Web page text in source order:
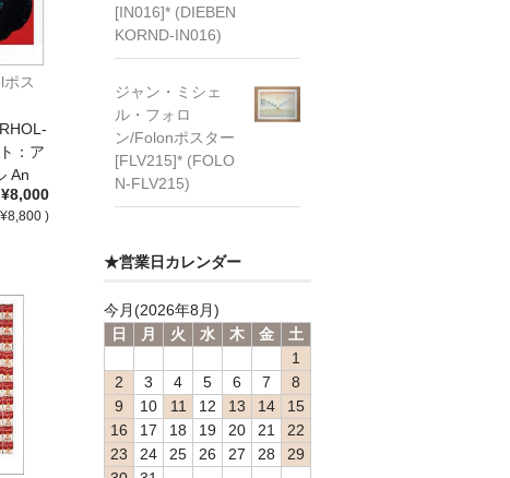
ス
：ア
An
¥8,000
¥8,800 )
[IN016]* (DIEBEN
KORND-IN016)
ジャン・ミシェ
ル・フォロ
ン/Folonポスター
[FLV215]* (FOLO
N-FLV215)
★営業日カレンダー
今月(2026年8月)
日
月 火 水 木 金
土
1
2
3 4 5 6 7
8
9
10 11 12 13 14
15
16
17 18 19 20 21
22
23
24 25 26 27 28
29